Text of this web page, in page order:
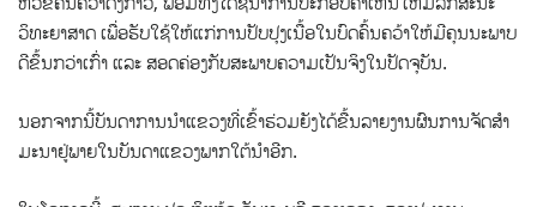
ວິທະຍາສາດ ເພື່ອຮັບໃຊ້ໃຫ້ແກ່ການປັບປຸງເນື້ອໃນບົດຄົ້ນຄວ້າໃຫ້ມີຄຸນນະພາບ
ດີຂຶ້ນກວ່າເກົ່າ ແລະ ສອດຄ່ອງກັບສະພາບຄວາມເປັນຈິງໃນປັດຈຸບັນ.
ນອກຈາກນີ້ບັນດາການນຳແຂວງທີ່ເຂົ້າຮ່ວມຍັງໄດ້ຂື້ນລາຍງານຜົນການຈັດສຳ
ມະນາຢູ່ພາຍໃນບັນດາແຂວງພາກໃຕ້ນຳອີກ.